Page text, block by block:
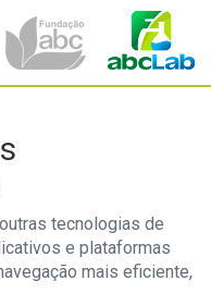
tecnologias de
e plataformas
mais eficiente,